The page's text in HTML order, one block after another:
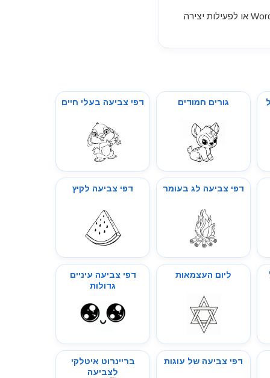
דף קלף של ג'וקר לצביעה מתאים להדפסה בחינם, להורדה, לשמירה במחשב, לשילוב במסמך Word או לפעילות יצירה
גורים חמודים דפי צביעה בעלי חיים
דפי צביעה לג בעומר דפי צביעה לקיץ
ליום העצמאות
דפי צביעה עיניים
גדולות
דפי צביעה של עוגות
בריינרוט איטלקי
לצביעה